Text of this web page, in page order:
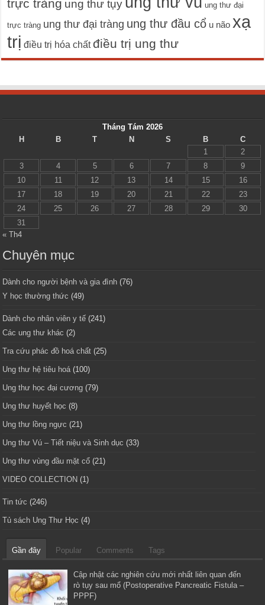
trực tràng ung thư tụy ung thư đại
trực tràng ung thư đại tràng ung thư đầu cổ u não xạ
trị điều trị hóa chất điều trị ung thư
Tháng Tám 2026
H
B T N S B
C
1
2
3
4 5 6 7 8
9
10
11 12 13 14 15
16
17
18 19 20 21 22
23
24
25 26 27 28 29
30
31
« Th4
Chuyên mục
Dành cho người bệnh và gia đình (76)
Y học thường thức (49)
Dành cho nhân viên y tế (241)
Các ung thư khác (2)
Tra cứu phác đồ hoá chất (25)
Ung thư hệ tiêu hoá(100)
Ung thư học đại cương (79)
Ung thư huyết học (8)
Ung thư lồng ngực (21)
Ung thư Vú – Tiết niệu và Sinh dục (33)
Ung thư vùng đầu mặt cổ (21)
VIDEO COLLECTION (1)
Tin tức (246)
Tủ sách Ung Thư Học (4)
Gần đây Popular Comments Tags
Cập nhật các nghiên cứu mới nhất liên quan đến
rò tụy sau mổ (Postoperative Pancreatic Fistula –
PPPF)